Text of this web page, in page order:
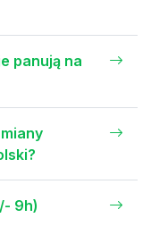
panują na
9h)